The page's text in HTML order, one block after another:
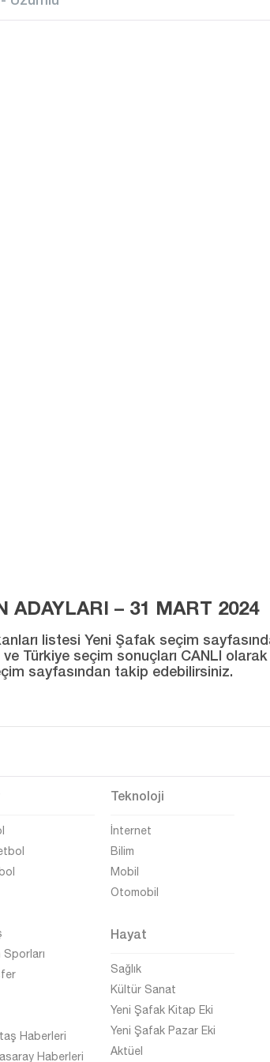
ADAYLARI – 31 MART 2024
listesi Yeni Şafak seçim
Türkiye seçim sonuçları CANLI
sayfasından takip edebilirsiniz.
Sporları
Haberleri
Haberleri
Teknoloji
İnternet
Bilim
Mobil
Otomobil
Hayat
Sağlık
Kültür Sanat
Yeni Şafak Kitap Eki
Yeni Şafak Pazar Eki
Aktüel